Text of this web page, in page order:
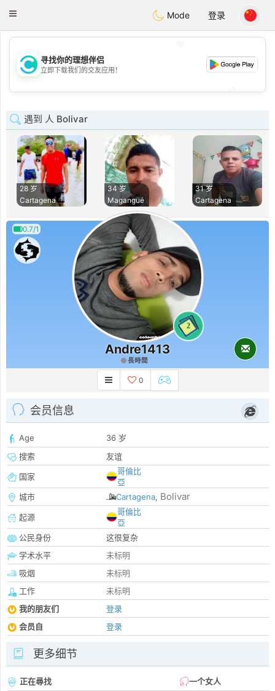
Citas
Toggle
Mode 登录
💖
💕
寻找你的理想伴侣
立即下载我们的交友应用！
遇到 人 Bolivar
28 岁
Cartagena
34 岁
Magangué
31 岁
Cartagena
0.7/1
2
Andre1413
長時間
0
会员信息
Age
36 岁
搜索
友谊
国家
哥倫比
亞
城市
Cartagena, Bolivar
起源
哥倫比
亞
公民身份
这很复杂
学术水平
未标明
吸烟
未标明
工作
未标明
我的朋友们
登录
会员自
登录
更多细节
正在尋找
一个女人